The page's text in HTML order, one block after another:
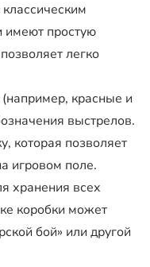
имеют простую
легко
красные и
выстрелов.
которая позволяет
игровом поле.
хранения всех
коробки может
бой» или другой